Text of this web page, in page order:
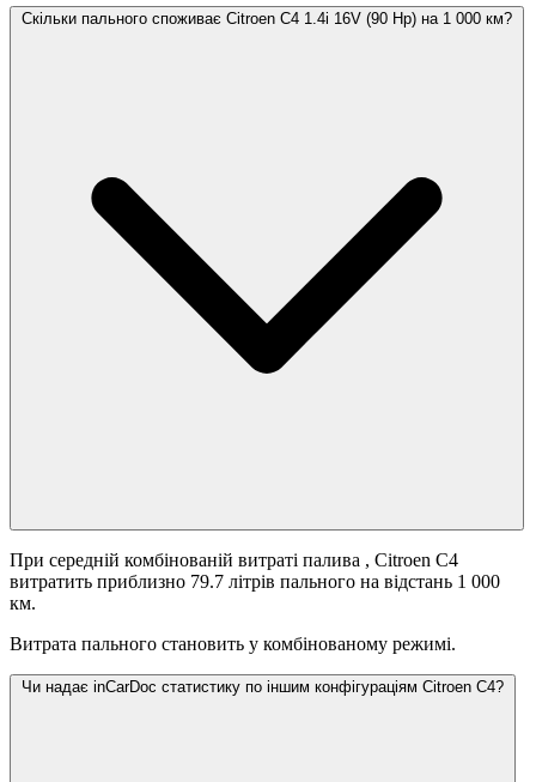
Скільки пального споживає Citroen C4 1.4i 16V (90 Hp) на 1 000 км?
При середній комбінованій витраті палива , Citroen C4
витратить приблизно 79.7 літрів пального на відстань 1 000
км.
Витрата пального становить у комбінованому режимі.
Чи надає inCarDoc статистику по іншим конфігураціям Citroen C4?